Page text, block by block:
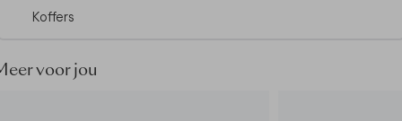
• Rits kan rondom open
onderkant
Koffers
voor jou